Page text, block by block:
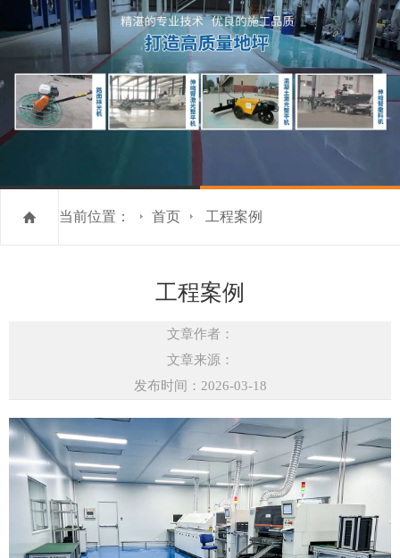
当前位置： 首页 工程案例
工程案例
文章作者：
文章来源：
发布时间：2026-03-18